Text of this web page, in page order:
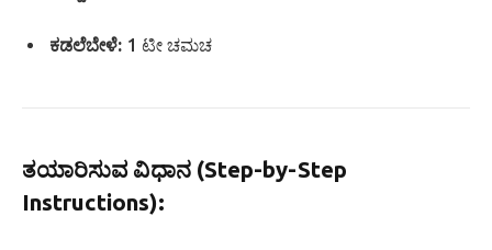
ಕಡಲೆಬೇಳೆ: 1 ಟೀ ಚಮಚ
ತಯಾರಿಸುವ ವಿಧಾನ (Step-by-Step
Instructions):